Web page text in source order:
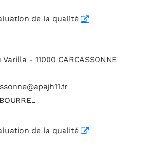
de la qualité
- 11000 CARCASSONNE
de la qualité